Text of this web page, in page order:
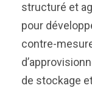
structuré et
pour
contre-
de stockage